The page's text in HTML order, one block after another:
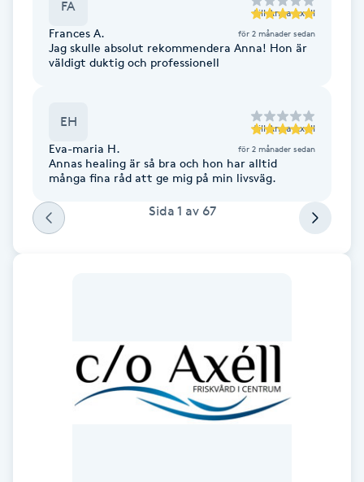
Fotsvamp
Fotvård
Fransborttagning
Fransfärgning
Fransk manikyr
FA till Anna Axell
Frances A. för 2 månader sedan
Jag skulle absolut rekommendera Anna! Hon är
väldigt duktig och professionell
EH till Anna Axell
Eva-maria H. för 2 månader sedan
Annas healing är så bra och hon har alltid
många fina råd att ge mig på min livsväg.
Sida 1 av 67